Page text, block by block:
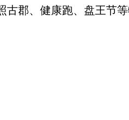
古郡、健康跑、盘王节